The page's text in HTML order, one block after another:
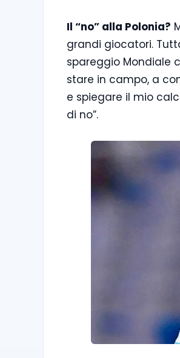
Il “no” alla Polonia?
grandi giocatori.
spareggio Mondiale
stare in campo, a
e spiegare il mio
di no”.